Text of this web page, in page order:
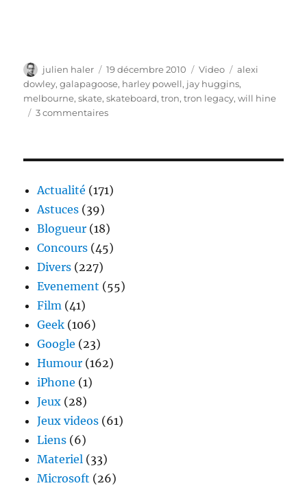
Auteur
julien haler
Publié
le
19 décembre 2010 Catégories
Video Étiquettes
alexi
dowley,galapagoose, harley powell, jay huggins,
melbourne,skate,skateboard,tron,tron legacy,will hine
3 commentairessur
interactive
Tron
Actualité (171)
Astuces (39)
Blogueur (18)
Concours (45)
Divers (227)
Evenement (55)
Film (41)
Geek (106)
Google (23)
Humour (162)
iPhone (1)
Jeux (28)
Jeux videos (61)
Liens (6)
Materiel (33)
Microsoft (26)